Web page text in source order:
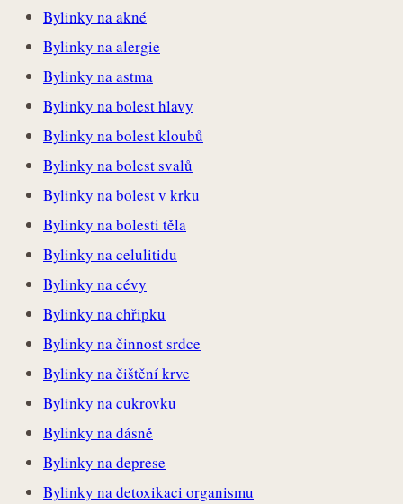
Bylinky na akné
Bylinky na alergie
Bylinky na astma
Bylinky na bolest hlavy
Bylinky na bolest kloubů
Bylinky na bolest svalů
Bylinky na bolest v krku
Bylinky na bolesti těla
Bylinky na celulitidu
Bylinky na cévy
Bylinky na chřipku
Bylinky na činnost srdce
Bylinky na čištění krve
Bylinky na cukrovku
Bylinky na dásně
Bylinky na deprese
Bylinky na detoxikaci organismu